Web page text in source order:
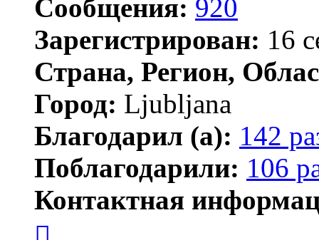
Сообщения: 920
Зарегистрирован: 16
Страна, Регион,
Город: Ljubljana
Благодарил (а): 142
Поблагодарили: 106
Контактная